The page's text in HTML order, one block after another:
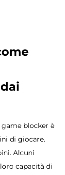
blocker è
di giocare.
Alcuni
capacità di